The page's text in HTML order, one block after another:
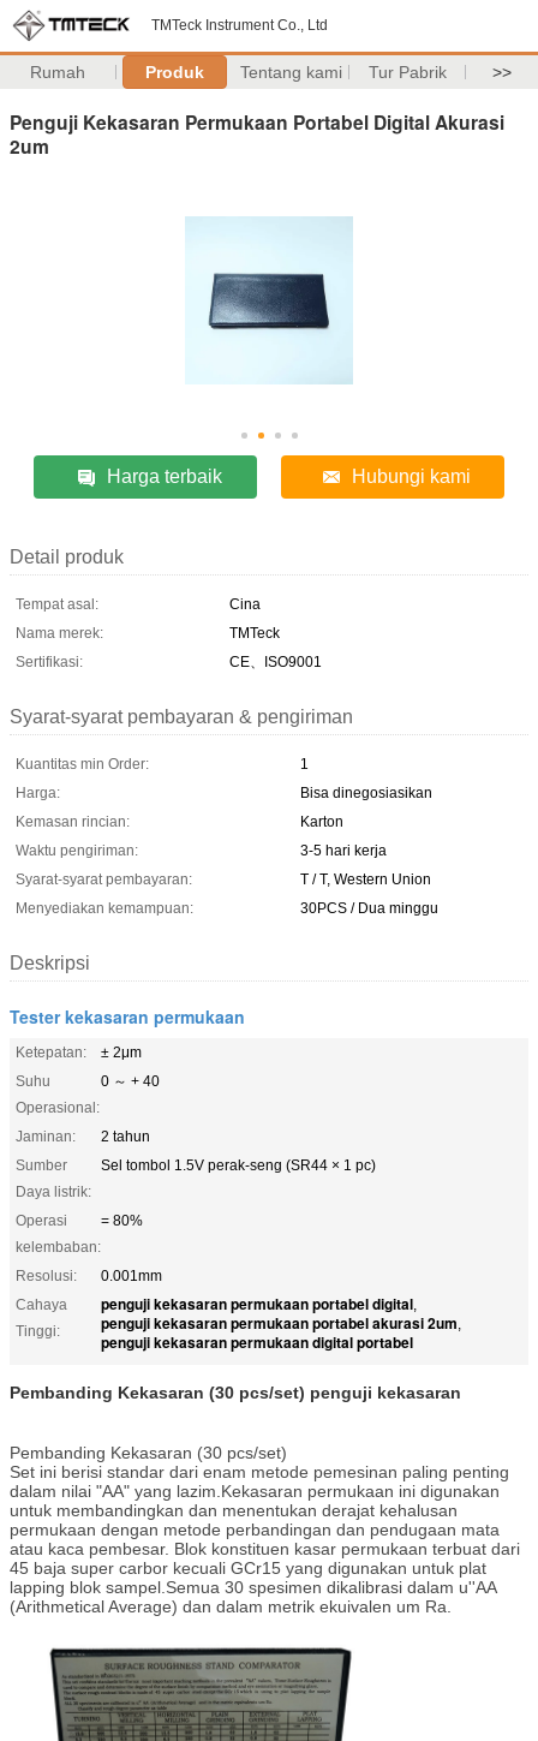
TMTeck Instrument Co., Ltd
Rumah Produk Tentang kami Tur Pabrik >>
Penguji Kekasaran Permukaan Portabel Digital Akurasi
2um
Harga terbaik Hubungi kami
Detail produk
Tempat asal:
Cina
Nama merek:
TMTeck
Sertifikasi:
CE、ISO9001
Syarat-syarat pembayaran & pengiriman
Kuantitas min Order:
1
Harga:
Bisa dinegosiasikan
Kemasan rincian:
Karton
Waktu pengiriman:
3-5 hari kerja
Syarat-syarat pembayaran:
T / T, Western Union
Menyediakan kemampuan:
30PCS / Dua minggu
Deskripsi
Tester kekasaran permukaan
Ketepatan:
± 2μm
Suhu
Operasional:
0 ～ + 40
Jaminan:
2 tahun
Sumber
Daya listrik:
Sel tombol 1.5V perak-seng (SR44 × 1 pc)
Operasi
kelembaban:
= 80%
Resolusi:
0.001mm
Cahaya
Tinggi:
penguji kekasaran permukaan portabel digital,
penguji kekasaran permukaan portabel akurasi 2um,
penguji kekasaran permukaan digital portabel
Pembanding Kekasaran (30 pcs/set) penguji kekasaran
Pembanding Kekasaran (30 pcs/set)
Set ini berisi standar dari enam metode pemesinan paling penting
dalam nilai "AA" yang lazim.Kekasaran permukaan ini digunakan
untuk membandingkan dan menentukan derajat kehalusan
permukaan dengan metode perbandingan dan pendugaan mata
atau kaca pembesar. Blok konstituen kasar permukaan terbuat dari
45 baja super carbor kecuali GCr15 yang digunakan untuk plat
lapping blok sampel.Semua 30 spesimen dikalibrasi dalam u''AA
(Arithmetical Average) dan dalam metrik ekuivalen um Ra.